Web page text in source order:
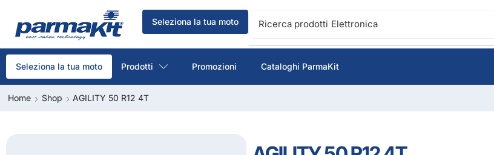
Seleziona la tua moto Ricerca prodotti Accensione
Seleziona la tua moto Prodotti Promozioni Cataloghi ParmaKit
Home Shop AGILITY 50 R12 4T